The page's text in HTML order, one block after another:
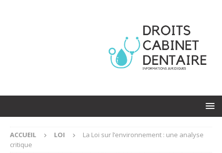
ACCUEIL LOI
La Loi sur l’environnement : une analyse
critique